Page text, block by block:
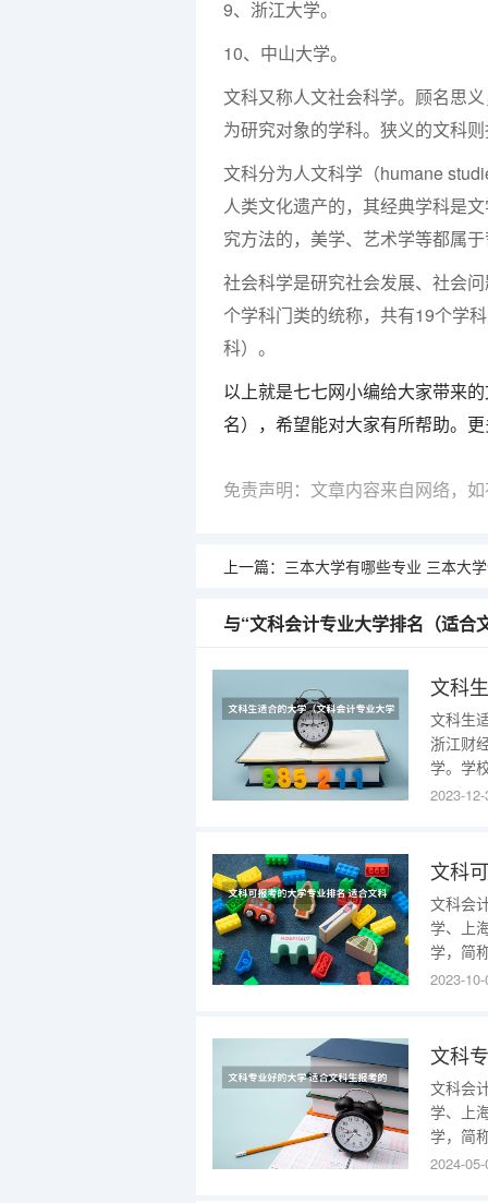
9、浙江大学。
10、中山大学。
文科又称人文社会科学。顾名思
为研究对象的学科。狭义的文科
文科分为人文科学（humane
人类文化遗产的，其经典学科是
究方法的，美学、艺术学等都属
社会科学是研究社会发展、社会
个学科门类的统称，共有19个学
科）。
以上就是七七网小编给大家带来
名），希望能对大家有所帮助。
免责声明：文章内容来自网络，
上一篇： 三本大学有哪些专业 三本大学什
与“文科会计专业大学排名（适合
文科
文科生
浙江财
学。学
在浙江
间最低
2023-
文科
文科会
学、上
学，简
位列国
2023-
文科
文科会
学、上
学，简
位列国
2024-